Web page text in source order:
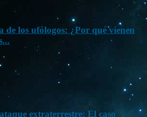
de los ufólogos: ¿Por qué vienen
extraterrestre: El caso